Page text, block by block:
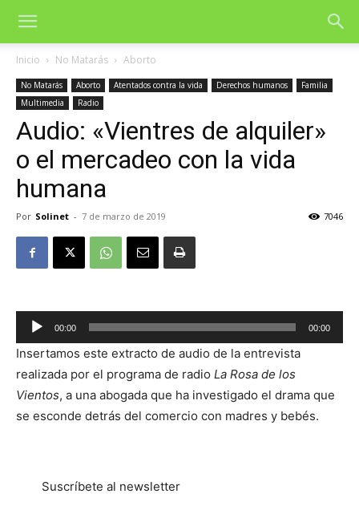
Inicio No Matarás Aborto
No Matarás Aborto Atentados contra la vida Derechos humanos
Familia
Multimedia
Radio
Audio: «Vientres de alquiler»
o el mercadeo con la vida
humana
Por Solinet - 7 de marzo de 2019 7046
Reproductor
de
audio
00:00 00:00
Insertamos este extracto de audio de la entrevista
realizada por el programa de radio La Rosa de los
Vientos, a una abogada que ha investigado el drama que
se esconde detrás del comercio con madres y bebés.
Suscríbete al newsletter